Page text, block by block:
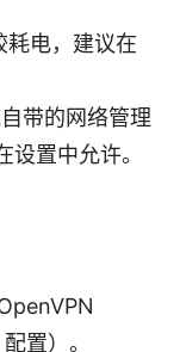
耗电，建议在
带的网络管理
置中允许。
置）。